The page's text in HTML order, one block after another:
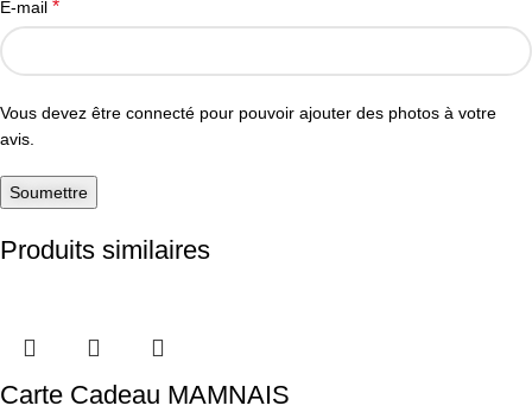
E-mail *
Vous devez être connecté pour pouvoir ajouter des photos à votre
avis.
Produits similaires
Carte Cadeau MAMNAIS